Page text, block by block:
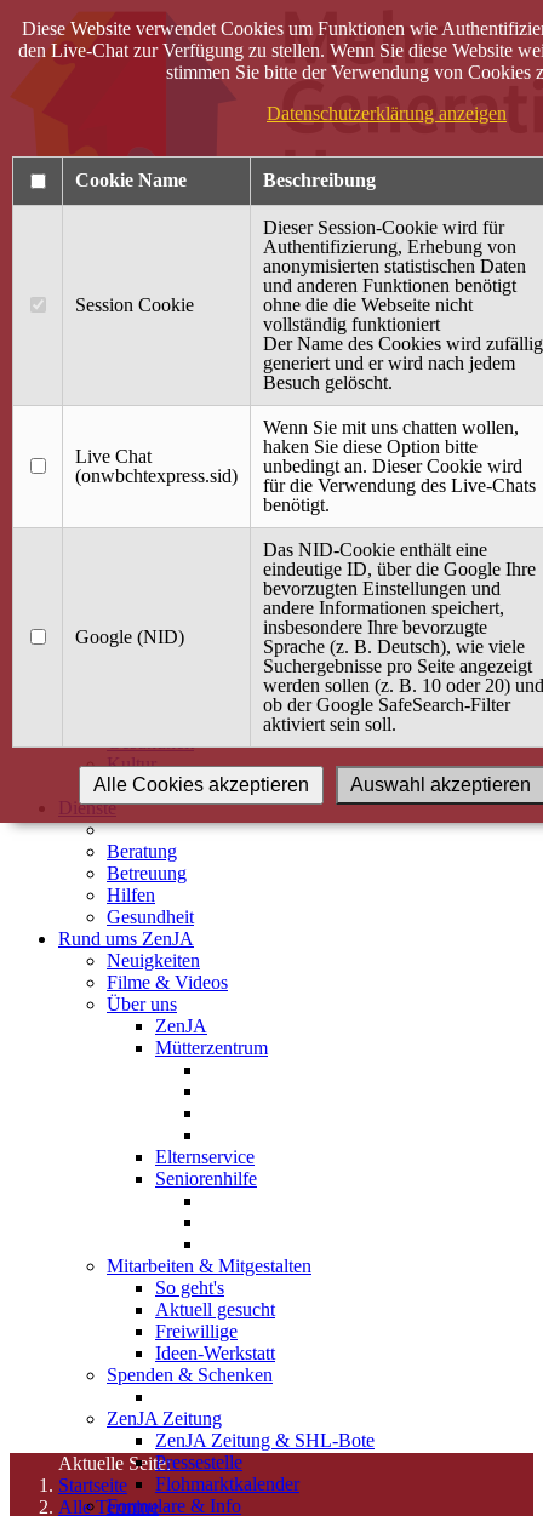
40 Jahre Mütterzentrum
Terminkalender
Gemeinsam aktiv
Gemeinsam unterwegs
wirFAIRändern
Angebot / Kurs suchen
Babybauch & Elternschaft
Gesundheit
Kultur
Alle Kurse
Dienste
Beratung
Betreuung
Hilfen
Gesundheit
Rund ums ZenJA
Neuigkeiten
Filme & Videos
Über uns
ZenJA
Mütterzentrum
Elternservice
Seniorenhilfe
Mitarbeiten & Mitgestalten
So geht's
Aktuell gesucht
Freiwillige
Ideen-Werkstatt
Spenden & Schenken
ZenJA Zeitung
ZenJA Zeitung & SHL-Bote
Pressestelle
Flohmarktkalender
Formulare & Info
Aktuelle Seite:
Startseite
Alle Termine
Diese Website verwendet Cookies um Funktionen wie
den Live-Chat zur Verfügung zu stellen. Wenn Sie diese Website
stimmen Sie bitte der Verwendung von Cookies
Datenschutzerklärung anzeigen
Cookie Name Beschreibung
Session Cookie
Dieser Session-Cookie wird für
Authentifizierung, Erhebung von
anonymisierten statistischen Daten
und anderen Funktionen benötigt
ohne die die Webseite nicht
vollständig funktioniert
Der Name des Cookies wird zufällig
generiert und er wird nach jedem
Besuch gelöscht.
Live Chat
(onwbchtexpress.sid)
Wenn Sie mit uns chatten wollen,
haken Sie diese Option bitte
unbedingt an. Dieser Cookie wird
für die Verwendung des Live-Chats
benötigt.
Google (NID)
Das NID-Cookie enthält eine
eindeutige ID, über die Google Ihre
bevorzugten Einstellungen und
andere Informationen speichert,
insbesondere Ihre bevorzugte
Sprache (z. B. Deutsch), wie viele
Suchergebnisse pro Seite angezeigt
werden sollen (z. B. 10 oder 20) und
ob der Google SafeSearch-Filter
aktiviert sein soll.
Auswahl akzeptieren
Alle Cookies akzeptieren